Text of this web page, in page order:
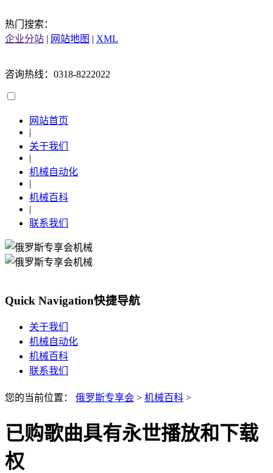
热门搜索：
企业分站 | 网站地图 | XML
咨询热线：0318-8222022
网站首页
|
关于我们
|
机械自动化
|
机械百科
|
联系我们
Quick Navigation快捷导航
关于我们
机械自动化
机械百科
联系我们
您的当前位置： 俄罗斯专享会 > 机械百科 >
已购歌曲具有永世播放和下载
权